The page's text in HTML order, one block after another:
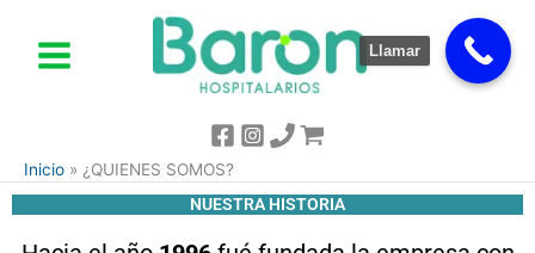
contenido
Inicio
¿QUIENES SOMOS?
NUESTRA HISTORIA
Llamar